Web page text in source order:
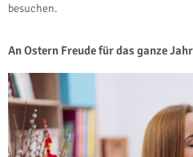
besuchen.
An Ostern Freude für das ganze